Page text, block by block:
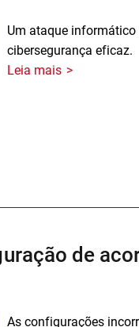
Um ataque
cibersegurança eficaz.
Leia mais
de
As configurações